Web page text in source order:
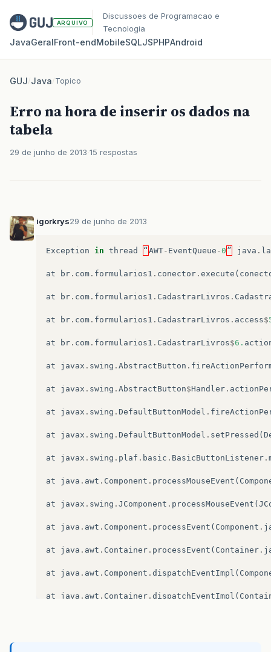
ARQUIVO
Discussoes de Programacao e
Tecnologia
JavaGeralFront‑endMobileSQLJSPHPAndroid
GUJ/Java/Topico
Erro na hora de inserir os dados na
tabela
29 de junho de 2013 15 respostas
igorkrys29 de junho de 2013
Exception in thread “ AWT- EventQueue -0 ” java .
at br . com . formularios1 . conector . execute (
at br . com . formularios1 . CadastrarLivros .
at br . com . formularios1 . CadastrarLivros . access$
at br . com . formularios1 . CadastrarLivros$6.
at javax . swing . AbstractButton .
at javax . swing . AbstractButton$Handler .
at javax . swing . DefaultButtonModel .
at javax . swing . DefaultButtonModel . setPressed (
at javax . swing . plaf . basic . BasicButtonListener .
at java . awt . Component . processMouseEvent (
at javax . swing . JComponent . processMouseEvent (
at java . awt . Component . processEvent ( Component .
at java . awt . Container . processEvent ( Container .
at java . awt . Component . dispatchEventImpl (
at java . awt . Container . dispatchEventImpl (